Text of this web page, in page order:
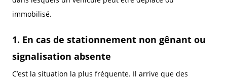
immobilisé.
1. En cas de stationnement non gênant ou
signalisation absente
C’est la situation la plus fréquente. Il arrive que des